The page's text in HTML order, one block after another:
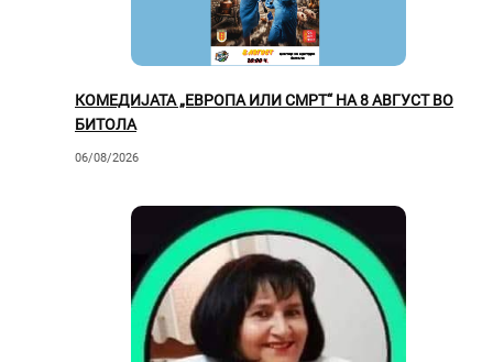
КОМЕДИЈАТА „ЕВРОПА ИЛИ СМРТ“ НА 8 АВГУСТ ВО
БИТОЛА
06/08/2026